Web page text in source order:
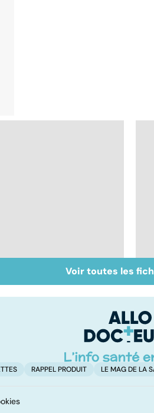
Don de gamètes : le
pour et le contre
Voir toutes les
RAPPEL PRODUIT LE MAG DE LA